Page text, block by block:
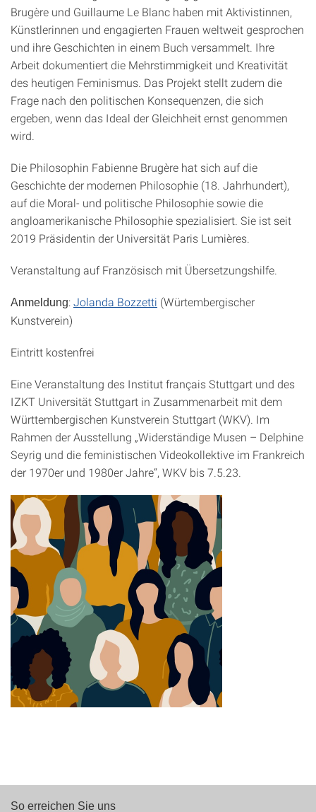
Brugère und Guillaume Le Blanc haben mit Aktivistinnen,
Künstlerinnen und engagierten Frauen weltweit gesprochen
und ihre Geschichten in einem Buch versammelt. Ihre
Arbeit dokumentiert die Mehrstimmigkeit und Kreativität
des heutigen Feminismus. Das Projekt stellt zudem die
Frage nach den politischen Konsequenzen, die sich
ergeben, wenn das Ideal der Gleichheit ernst genommen
wird.
Die Philosophin Fabienne Brugère hat sich auf die
Geschichte der modernen Philosophie (18. Jahrhundert),
auf die Moral- und politische Philosophie sowie die
angloamerikanische Philosophie spezialisiert. Sie ist seit
2019 Präsidentin der Universität Paris Lumières.
Veranstaltung auf Französisch mit Übersetzungshilfe.
Anmeldung:Jolanda Bozzetti (Würtembergischer
Kunstverein)
Eintritt kostenfrei
Eine Veranstaltung des Institut français Stuttgart und des
IZKT Universität Stuttgart in Zusammenarbeit mit dem
Württembergischen Kunstverein Stuttgart (WKV). Im
Rahmen der Ausstellung „Widerständige Musen – Delphine
Seyrig und die feministischen Videokollektive im Frankreich
der 1970er und 1980er Jahre“, WKV bis 7.5.23.
So erreichen Sie uns